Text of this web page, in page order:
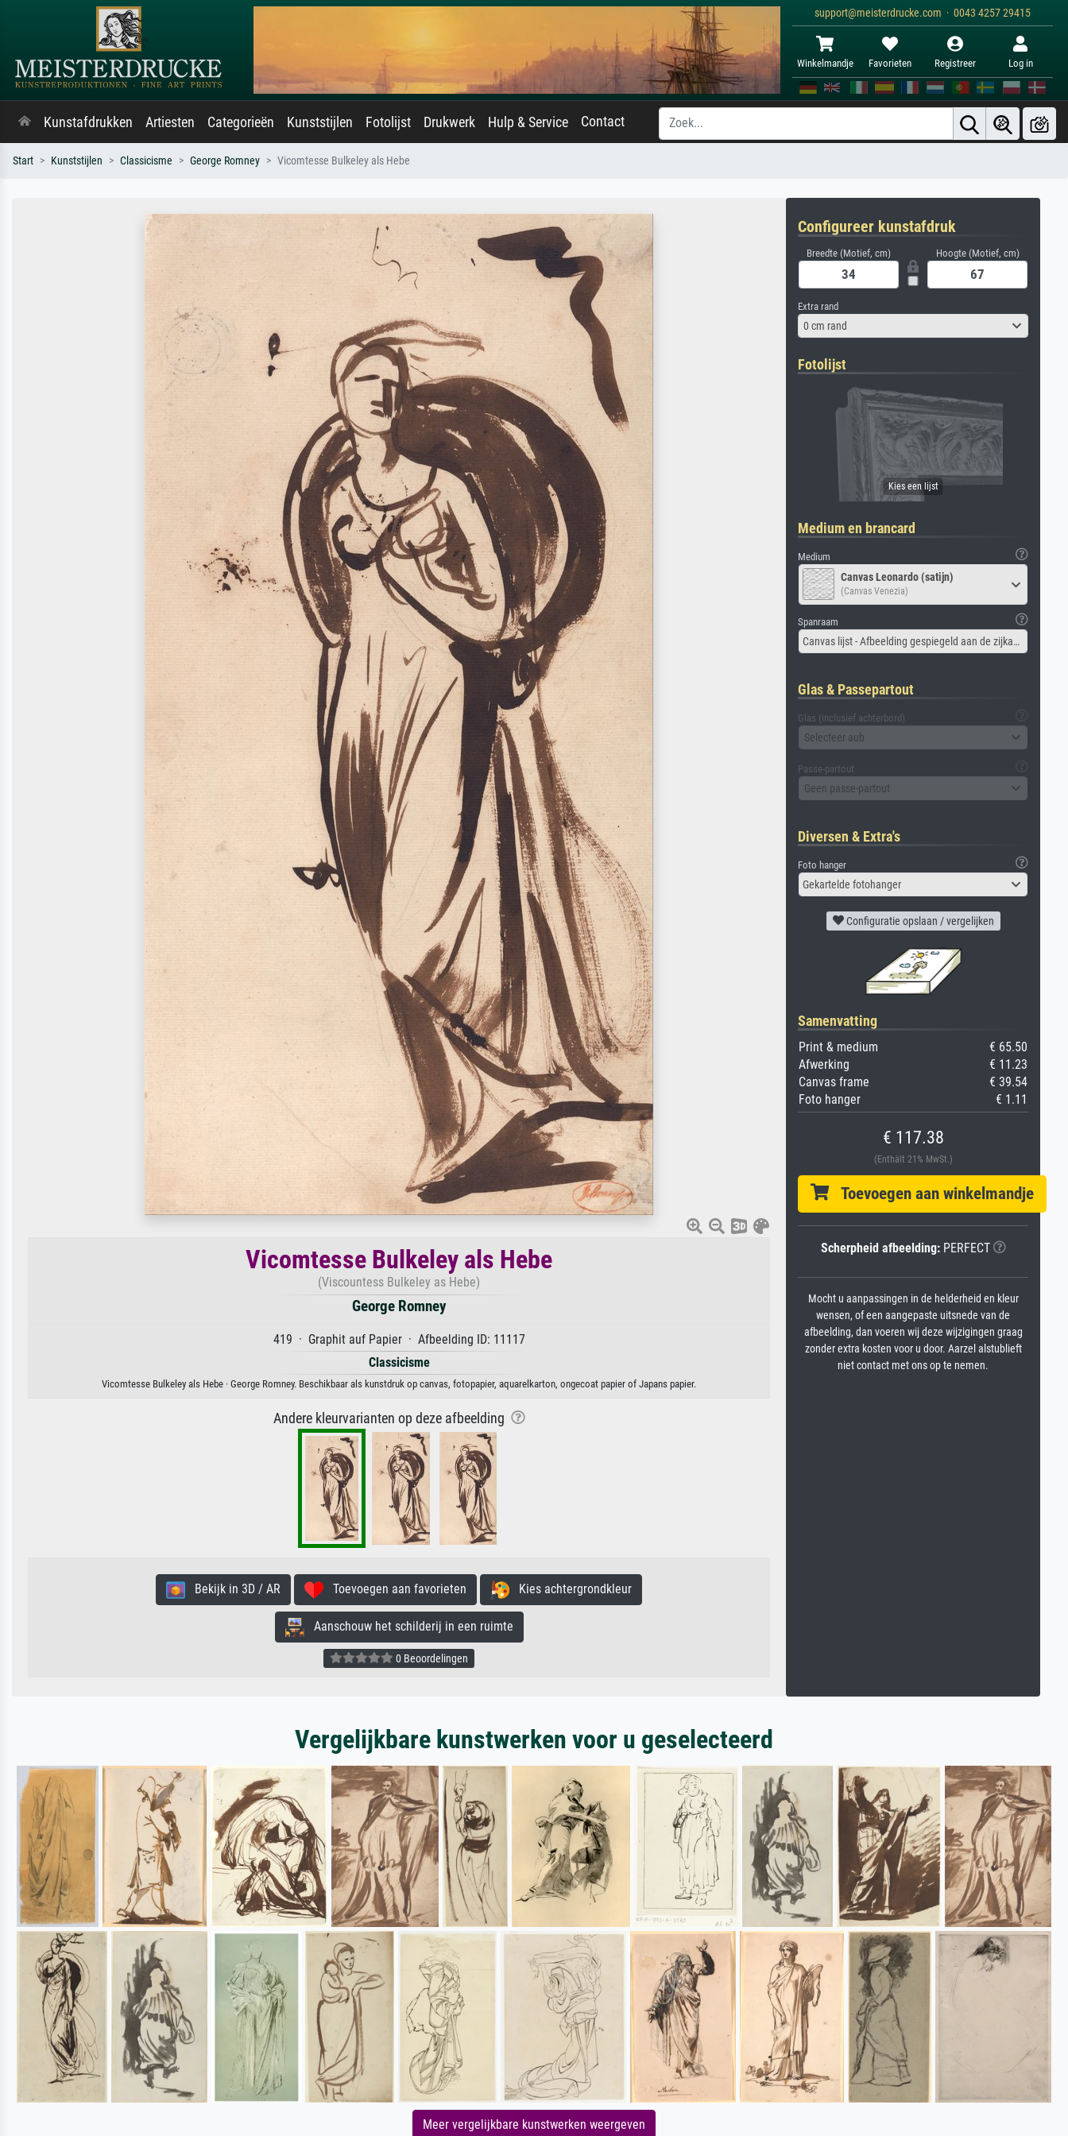
support@meisterdrucke.com · 0043 4257 29415
Winkelmandje Favorieten Registreer Log in
Kunstafdrukken Artiesten Categorieën Kunststijlen Fotolijst Drukwerk Hulp & Service Contact
Start Kunststijlen Classicisme George Romney Vicomtesse Bulkeley als Hebe
Vicomtesse Bulkeley als Hebe
(Viscountess Bulkeley as Hebe)
George Romney
419 · Graphit auf Papier · Afbeelding ID: 11117
Classicisme
Vicomtesse Bulkeley als Hebe · George Romney. Beschikbaar als kunstdruk op canvas, fotopapier, aquarelkarton, ongecoat papier of Japans papier.
Andere kleurvarianten op deze afbeelding
Bekijk in 3D / AR Toevoegen aan favorieten Kies achtergrondkleur
Aanschouw het schilderij in een ruimte
0 Beoordelingen
Configureer kunstafdruk
Breedte (Motief, cm) Hoogte (Motief, cm)
Extra rand
0 cm rand
Fotolijst
Medium en brancard
Medium
Canvas Leonardo (satijn)
(Canvas Venezia)
Spanraam
Canvas lijst - Afbeelding gespiegeld aan de zijkant
Glas & Passepartout
Glas (inclusief achterbord)
Selecteer aub
Passe-partout
Geen passe-partout
Diversen & Extra's
Foto hanger
Gekartelde fotohanger
Configuratie opslaan / vergelijken
Samenvatting
Print & medium
€ 65.50
Afwerking
€ 11.23
Canvas frame
€ 39.54
Foto hanger
€ 1.11
€ 117.38
(Enthält 21% MwSt.)
Toevoegen aan winkelmandje
Scherpheid afbeelding:PERFECT
Mocht u aanpassingen in de helderheid en kleur
wensen, of een aangepaste uitsnede van de
afbeelding, dan voeren wij deze wijzigingen graag
zonder extra kosten voor u door. Aarzel alstublieft
niet contact met ons op te nemen.
Vergelijkbare kunstwerken voor u geselecteerd
Meer vergelijkbare kunstwerken weergeven